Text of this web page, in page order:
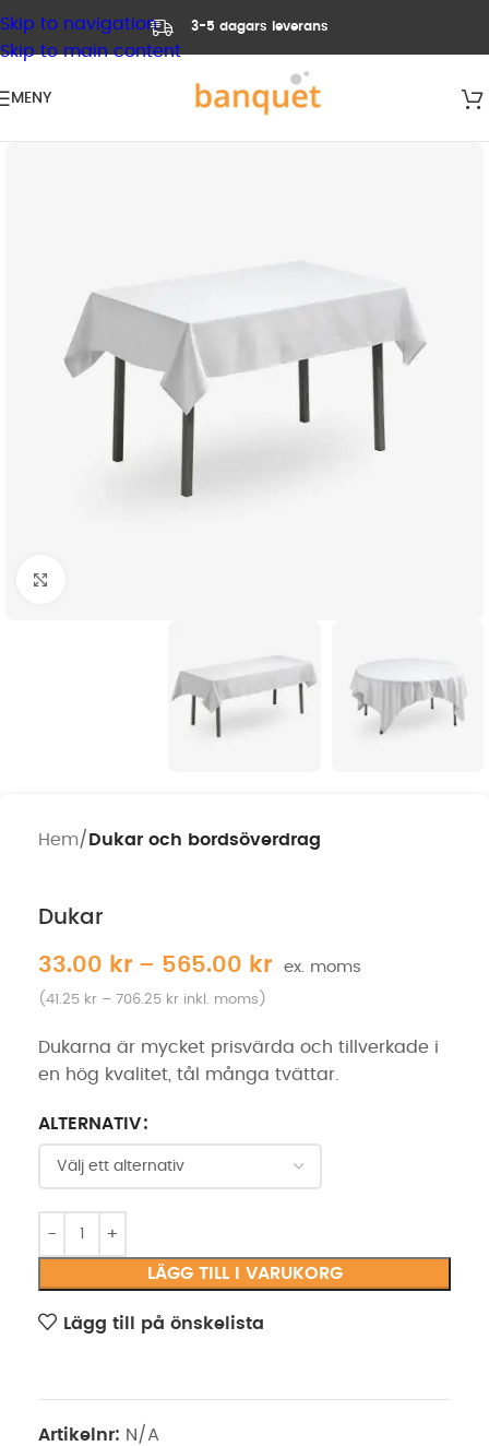
Skip to navigation
Skip to main content
3-5 dagars leverans
MENY
Hem Dukar och bordsöverdrag
Dukar
33.00 kr – 565.00 kr
(41.25 kr – 706.25 kr inkl. moms)
Dukarna är mycket prisvärda och tillverkade i
en hög kvalitet, tål många tvättar.
ALTERNATIV
LÄGG TILL I VARUKORG
Lägg till på önskelista
Artikelnr: N/A